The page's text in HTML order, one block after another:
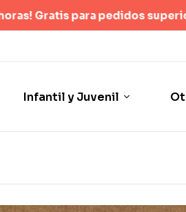
superiores a 40 €(Sólo España
Infantil y Juvenil